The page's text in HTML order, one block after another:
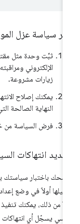
سياسة عزل الموارد
ثبِّت وحدة مثل مقتطف
الإلكتروني ومراقبته
زيارات مشروعة.
يمكنك إصلاح
النهاية الصالحة
فرض السياسة من خلال
انتهاكات
باختبار سياستك
أولاً في وضع إعداد
من ذلك، يمكنك تنفيذ
يسجّل أي انتهاكات قد